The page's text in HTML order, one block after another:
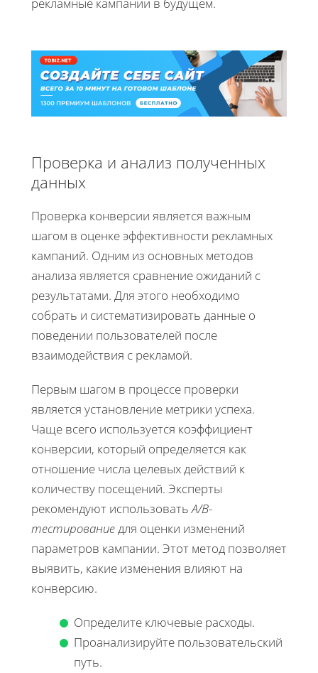
Проверка и анализ полученных
данных
Проверка конверсии является важным
шагом в оценке эффективности рекламных
кампаний. Одним из основных методов
анализа является сравнение ожиданий с
результатами. Для этого необходимо
собрать и систематизировать данные о
поведении пользователей после
взаимодействия с рекламой.
Первым шагом в процессе проверки
является установление метрики успеха.
Чаще всего используется коэффициент
конверсии, который определяется как
отношение числа целевых действий к
количеству посещений. Эксперты
рекомендуют использоватьA/B-
тестированиедля оценки изменений
параметров кампании. Этот метод позволяет
выявить, какие изменения влияют на
конверсию.
Определите ключевые расходы.
Проанализируйте пользовательский
путь.